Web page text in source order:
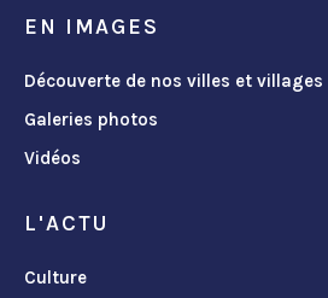
EN IMAGES
Découverte de nos villes et villages
Galeries photos
Vidéos
L'ACTU
Culture